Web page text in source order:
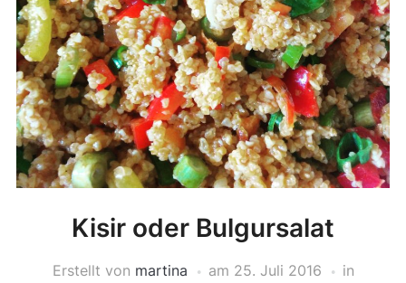
Kisir oder Bulgursalat
Erstellt von martina am 25. Juli 2016
in